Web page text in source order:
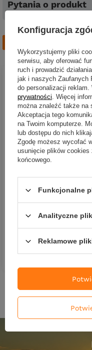
Pytania o produkt
Plecionka Mahi Mahi
- 0.24mm - 300m - 24kg -
352,00 zł
Ilość produktów
Konfiguracja
Wykorzystujemy pliki
serwisu, aby oferować
ruch i prowadzić
jak i naszych Zaufanych
do personalizacji
prywatności . Więcej
można znaleźć także na
Akceptacja tego
na Twoim komputerze.
lub dostępu do nich
Zgodę możesz wycofać
usunięcie plików cookies
końcowego.
Funkcjonalne
Analityczne
Reklamowe